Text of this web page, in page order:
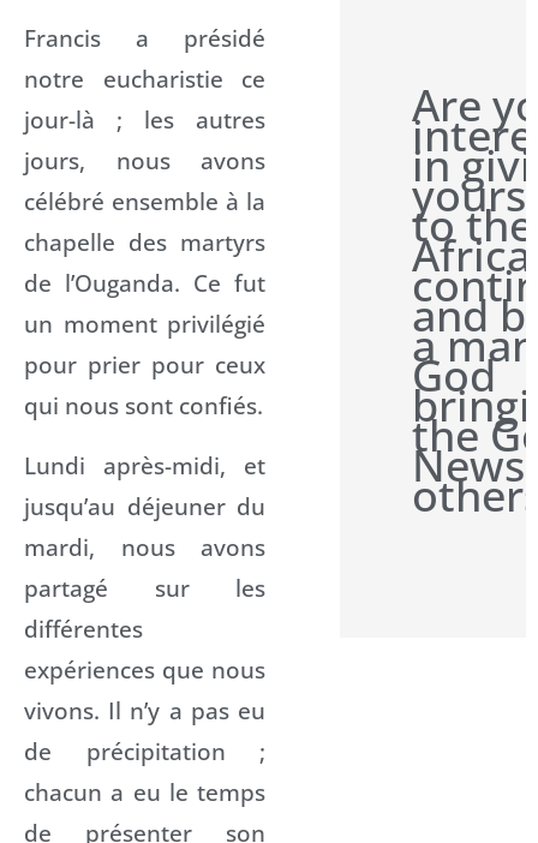
Francis a présidé
notre eucharistie ce
jour-là ; les autres
jours, nous avons
célébré ensemble à la
chapelle des martyrs
de l’Ouganda. Ce fut
un moment privilégié
pour prier pour ceux
qui nous sont confiés.
Lundi après-midi, et
jusqu’au déjeuner du
mardi, nous avons
partagé sur les
différentes
expériences que nous
vivons. Il n’y a pas eu
de précipitation ;
chacun a eu le temps
de présenter son
Are
in
to the
and
a
God
the